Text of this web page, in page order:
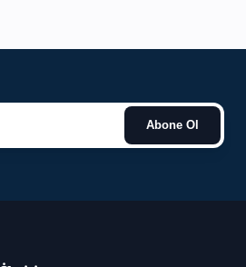
Abone Ol